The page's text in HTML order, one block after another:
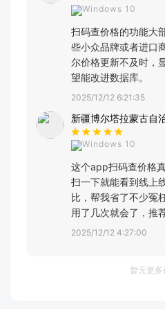
Windows 10
扫码查价格的功能大
些小众品牌或者进口
尔价格更新不及时，
望能改进数据库。
2025/12/12 6:21:35
新疆博尔塔拉蒙古自
Windows 10
这个app扫码查价格
扫一下就能看到线上
比，帮我省了不少冤
用了几次就会了，推
2025/12/12 4:27:00
暂无更多